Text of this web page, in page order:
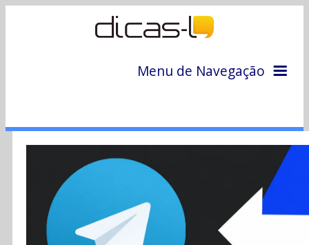
Menu de Navegação
Colunas